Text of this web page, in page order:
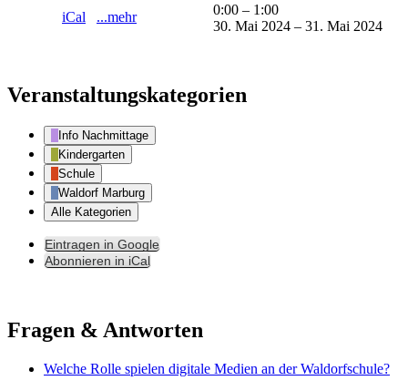
0:00 – 1:00
30. Mai 2024 – 31. Mai 2024
iCal ...mehr
Veranstaltungskategorien
Info Nachmittage
Kindergarten
Schule
Waldorf Marburg
Alle Kategorien
Eintragen in Google
Abonnieren in iCal
Fragen & Antworten
Welche Rolle spielen digitale Medien an der Waldorfschule?